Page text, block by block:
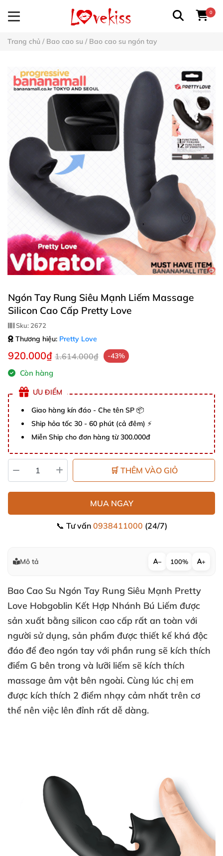
0
Trang chủ / Bao cao su / Bao cao su ngón tay
Ngón Tay Rung Siêu Mạnh Liếm Massage
Silicon Cao Cấp Pretty Love
Sku: 2672
Thương hiệu: Pretty Love
920.000₫ 1.614.000₫ -43%
Còn hàng
ƯU ĐIỂM
Giao hàng kín đáo - Che tên SP 📦
Ship hỏa tốc 30 - 60 phút (cả đêm) ⚡
Miễn Ship cho đơn hàng từ 300.000đ
🛒 THÊM VÀO GIỎ
MUA NGAY
📞 Tư vấn 0938411000 (24/7)
Mô tả − 100% +
Bao Cao Su Ngón Tay Rung Siêu Mạnh Pretty
Love Hobgoblin Kết Hợp Nhánh Bú Liếm được
sản xuất bằng silicon cao cấp rất an toàn với
người sử dụng, sản phẩm được thiết kế khá độc
đáo để đeo ngón tay với phần rung sẽ kích thích
điểm G bên trong và lưỡi liếm sẽ kích thích
massage âm vật bên ngoài. Cùng lúc chị em
được kích thích 2 điểm nhạy cảm nhất trên cơ
thể nên việc lên đỉnh rất dễ dàng.